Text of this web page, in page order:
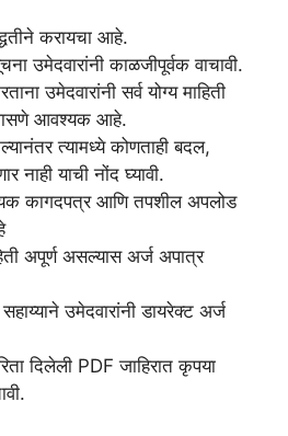
करायचा आहे.
उमेदवारांनी काळजीपूर्वक वाचावी.
उमेदवारांनी सर्व योग्य माहिती
आवश्यक आहे.
त्यामध्ये कोणताही बदल,
नाही याची नोंद घ्यावी.
कागदपत्र आणि तपशील अपलोड
अपूर्ण असल्यास अर्ज अपात्र
उमेदवारांनी डायरेक्ट अर्ज
दिलेली PDF जाहिरात कृपया